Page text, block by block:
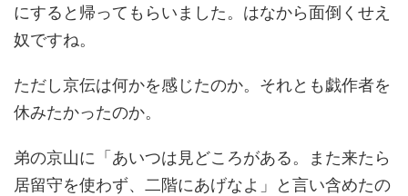
にすると帰ってもらいました。はなから面倒くせえ
奴ですね。
ただし京伝は何かを感じたのか。それとも戯作者を
休みたかったのか。
弟の京山に「あいつは見どころがある。また来たら
居留守を使わず、二階にあげなよ」と言い含めたの